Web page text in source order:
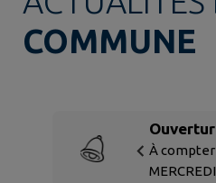
COMMUNE
déchèterie -
d'été
À